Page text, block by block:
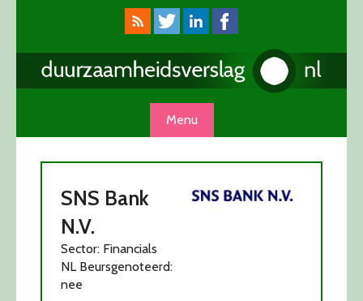
Menu
SNS Bank
N.V.
Sector: Financials
NL Beursgenoteerd:
nee